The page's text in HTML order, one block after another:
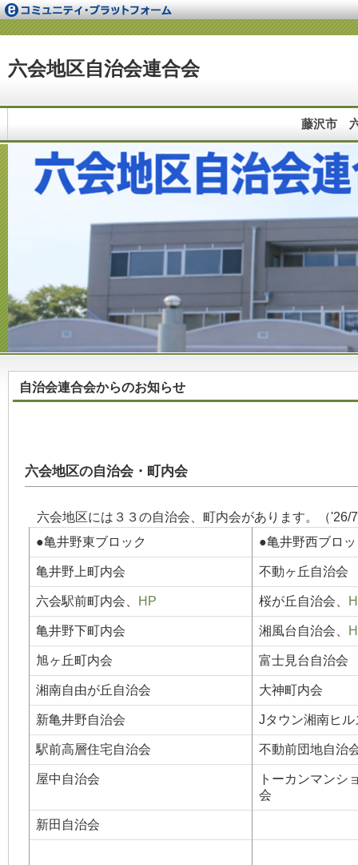
六会地区自治会連合会
藤沢市
自治会連合会からのお知らせ
六会地区の自治会・町内会
六会地区には３３の自治会、町内会があります。（
●亀井野東ブロック
●亀井野西ブロ
亀井野上町内会 不動ヶ丘自治会
六会駅前町内会、 HP 桜が丘自治会、
亀井野下町内会 湘風台自治会、
旭ヶ丘町内会 富士見台自治会
湘南自由が丘自治会 大神町内会
新亀井野自治会 Jタウン湘南ヒル
駅前高層住宅自治会 不動前団地自治
屋中自治会
トーカンマンシ
会
新田自治会